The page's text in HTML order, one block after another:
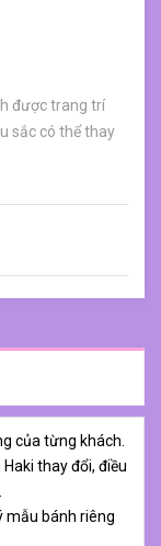
được trang trí
sắc có thể thay
của từng khách.
thay đổi, điều
mẫu bánh riêng